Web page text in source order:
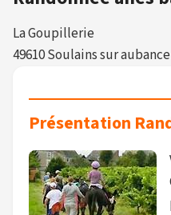
La Goupillerie
49610 Soulains sur aubance
Présentation